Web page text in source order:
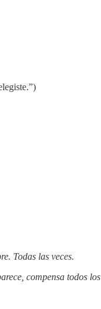
Todas las veces.
compensa todos